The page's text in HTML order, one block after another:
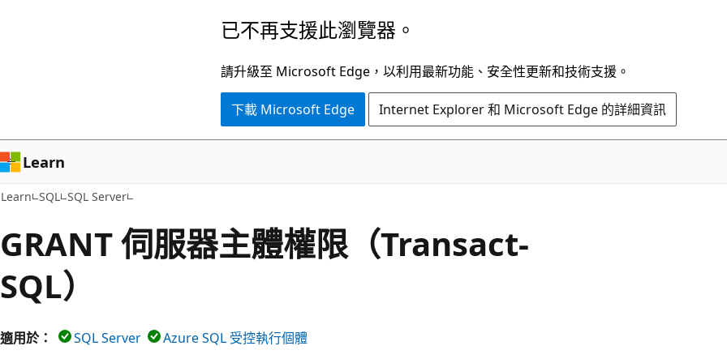
容
已不再支援此瀏覽器。
請升級至 Microsoft Edge，以利用最新功能、安全性更新和技術支援。
下載 Microsoft Edge Internet Explorer 和 Microsoft Edge 的詳細資訊
Learn
Learn SQL SQL Server
GRANT 伺服器主體權限（Transact-
SQL）
適用於： SQL Server Azure SQL 受控執行個體